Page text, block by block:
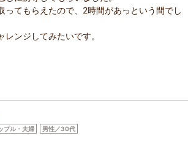
ってもらえたので、2時間があっという間でし
ンジしてみたいです。
プル・夫婦 男性／30代